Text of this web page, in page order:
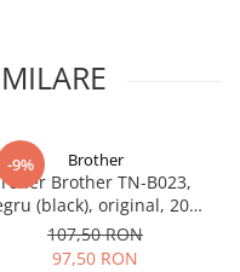
-9% Brother
Toner Brother TN-B023,
(black), original, 2000
pagini
107,50 RON
97,50 RON